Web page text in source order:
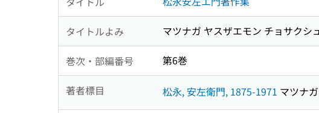
タイトルよみ マツナガ ヤスザエモン チョサクシ
巻次・部編番号 第6巻
著者標目 松永, 安左衛門, 1875-1971 マツナ